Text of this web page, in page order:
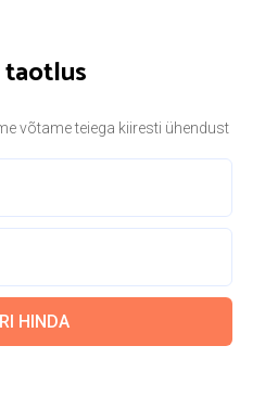
taotlus
võtame teiega kiiresti ühendust